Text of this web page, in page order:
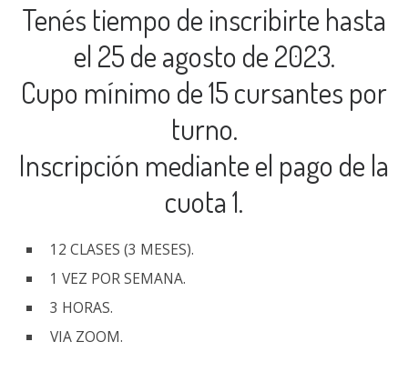
Tenés tiempo de inscribirte hasta
el 25 de agosto de 2023.
Cupo mínimo de 15 cursantes por
turno.
Inscripción mediante el pago de la
cuota 1.
12 CLASES (3 MESES).
1 VEZ POR SEMANA.
3 HORAS.
VIA ZOOM.